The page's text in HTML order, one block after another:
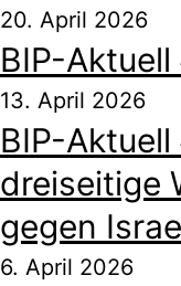
20. April 2026
BIP-
13. April 2026
BIP-
dreiseitige
gegen
6. April 2026